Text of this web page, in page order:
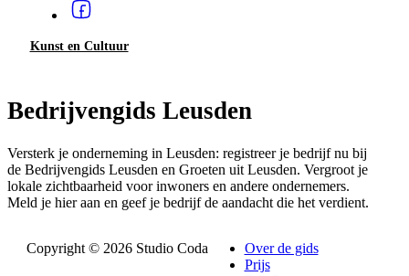
Kunst en Cultuur
Bedrijvengids Leusden
Versterk je onderneming in Leusden: registreer je bedrijf nu bij
de Bedrijvengids Leusden en Groeten uit Leusden. Vergroot je
lokale zichtbaarheid voor inwoners en andere ondernemers.
Meld je hier aan en geef je bedrijf de aandacht die het verdient.
Copyright © 2026 Studio Coda
Over de gids
Prijs